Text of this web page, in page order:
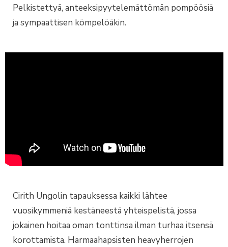
Pelkistettyä, anteeksipyytelemättömän pompöösiä
ja sympaattisen kömpelöäkin.
Cirith Ungolin tapauksessa kaikki lähtee
vuosikymmeniä kestäneestä yhteispelistä, jossa
jokainen hoitaa oman tonttinsa ilman turhaa itsensä
korottamista. Harmaahapsisten heavyherrojen